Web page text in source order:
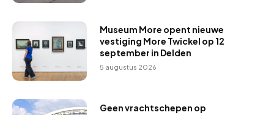
Museum More opent nieuwe
vestiging More Twickel op 12
september in Delden
5 augustus 2026
Geen vrachtschepen op